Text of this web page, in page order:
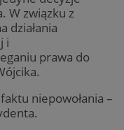
W związku z
działania
i
prawa do
niepowołania –